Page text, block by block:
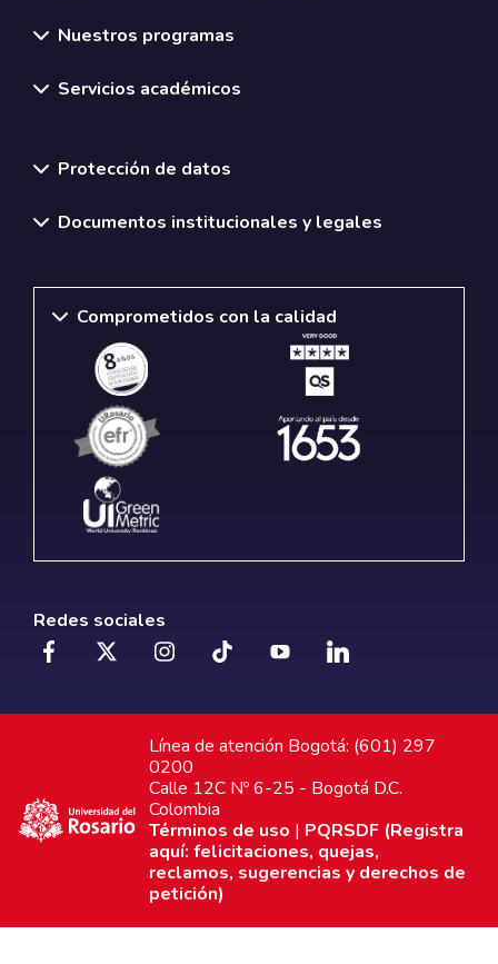
Nuestros programas
Servicios académicos
Protección de datos
Documentos institucionales y legales
Comprometidos con la calidad
Redes sociales
Línea de atención Bogotá: (601) 297
0200
Calle 12C Nº 6-25 - Bogotá D.C.
Colombia
Términos de uso | PQRSDF (Registra
aquí: felicitaciones, quejas,
reclamos, sugerencias y derechos de
petición)